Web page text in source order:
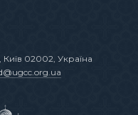
, Київ 02002, Україна